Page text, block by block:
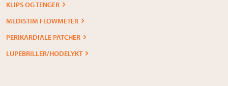
KLIPS OG TENGER
MEDISTIM FLOWMETER
PERIKARDIALE PATCHER
LUPEBRILLER/HODELYKT